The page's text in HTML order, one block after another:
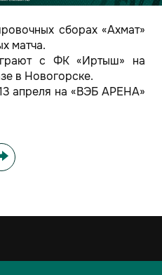
сборах «Ахмат»
матча.
с ФК «Иртыш» на
в Новогорске.
апреля на «ВЭБ АРЕНА»